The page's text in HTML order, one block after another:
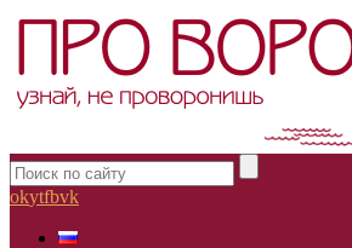
okytfbvk